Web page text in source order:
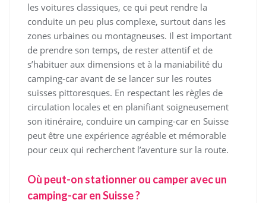
les voitures classiques, ce qui peut rendre la
conduite un peu plus complexe, surtout dans les
zones urbaines ou montagneuses. Il est important
de prendre son temps, de rester attentif et de
s’habituer aux dimensions et à la maniabilité du
camping-car avant de se lancer sur les routes
suisses pittoresques. En respectant les règles de
circulation locales et en planifiant soigneusement
son itinéraire, conduire un camping-car en Suisse
peut être une expérience agréable et mémorable
pour ceux qui recherchent l’aventure sur la route.
Où peut-on stationner ou camper avec un
camping-car en Suisse ?